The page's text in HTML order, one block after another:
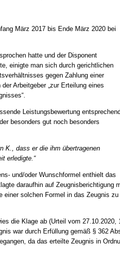
März 2017 bis Ende März 2020 bei
hatte und der Disponent
einigte man sich durch gerichtlichen
gegen Zahlung einer
Arbeitgeber „zur Erteilung eines
Leistungsbewertung entsprechend
besonders gut noch besonders
K., dass er die ihm übertragenen
erledigte.“
und/oder Wunschformel enthielt das
daraufhin auf Zeugnisberichtigung
einer solchen Formel in das Zeugnis zu
die Klage ab (Urteil vom 27.10.2020,
war durch Erfüllung gemäß § 362
da das erteilte Zeugnis in